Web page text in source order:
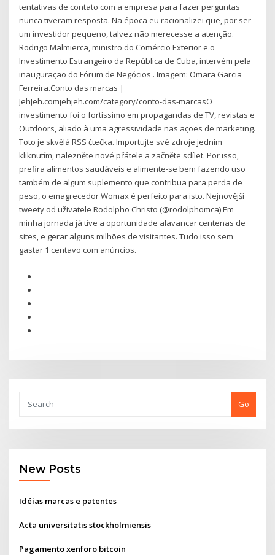
tentativas de contato com a empresa para fazer perguntas
nunca tiveram resposta. Na época eu racionalizei que, por ser
um investidor pequeno, talvez não merecesse a atenção.
Rodrigo Malmierca, ministro do Comércio Exterior e o
Investimento Estrangeiro da República de Cuba, intervém pela
inauguração do Fórum de Negócios . Imagem: Omara Garcia
Ferreira.Conto das marcas |
JehJeh.comjehjeh.com/category/conto-das-marcasO
investimento foi o fortíssimo em propagandas de TV, revistas e
Outdoors, aliado à uma agressividade nas ações de marketing.
Toto je skvělá RSS čtečka. Importujte své zdroje jedním
kliknutím, nalezněte nové přátele a začněte sdílet. Por isso,
prefira alimentos saudáveis e alimente-se bem fazendo uso
também de algum suplemento que contribua para perda de
peso, o emagrecedor Womax é perfeito para isto. Nejnovější
tweety od uživatele Rodolpho Christo (@rodolphomca) Em
minha jornada já tive a oportunidade alavancar centenas de
sites, e gerar alguns milhões de visitantes. Tudo isso sem
gastar 1 centavo com anúncios.
Go
New Posts
Idéias marcas e patentes
Acta universitatis stockholmiensis
Pagamento xenforo bitcoin